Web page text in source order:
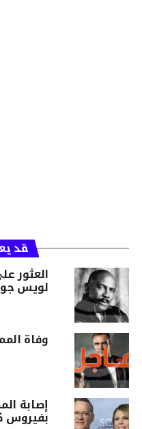
قد
العثور
لويس
وفاة
إصابة
بفيروس